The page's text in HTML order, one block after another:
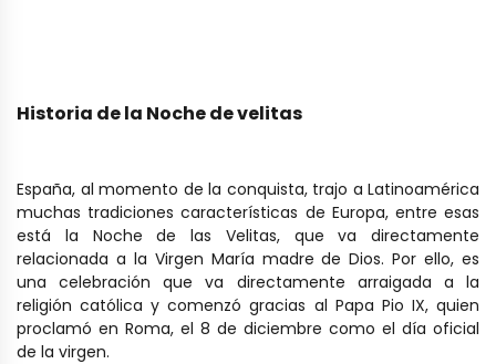
Historia de la Noche de velitas
España, al momento de la conquista, trajo a Latinoamérica
muchas tradiciones características de Europa, entre esas
está la Noche de las Velitas, que va directamente
relacionada a la Virgen María madre de Dios. Por ello, es
una celebración que va directamente arraigada a la
religión católica y comenzó gracias al Papa Pio IX, quien
proclamó en Roma, el 8 de diciembre como el día oficial
de la virgen.